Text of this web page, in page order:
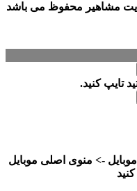
تایپ کنید.
-> منوی اصلی موبایل